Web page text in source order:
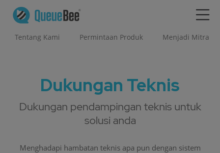
Tentang Kami Permintaan Produk Menjadi Mitra
Dukungan Teknis
Dukungan pendampingan teknis untuk
solusi anda
Menghadapi hambatan teknis apa pun dengan sistem